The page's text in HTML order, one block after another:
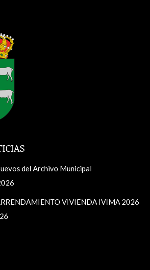
del Archivo Municipal
VIVIENDA IVIMA 2026